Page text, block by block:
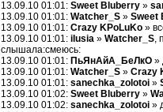
13.09.10 01:01: Sweet Bluberry »
13.09.10 01:01: Watcher_S » Sweet
13.09.10 01:01: Crazy KPoLuKo »
13.09.10 01:01: ilusia » Watcher_S,
слышала:смеюсь:
13.09.10 01:01: ПьЯнАйА_БеЛкО »
13.09.10 01:01: Watcher_S » Crazy
13.09.10 01:01: sanechka_zolotoi »
13.09.10 01:02: Sweet Bluberry »
13.09.10 01:02: sanechka_zolotoi »